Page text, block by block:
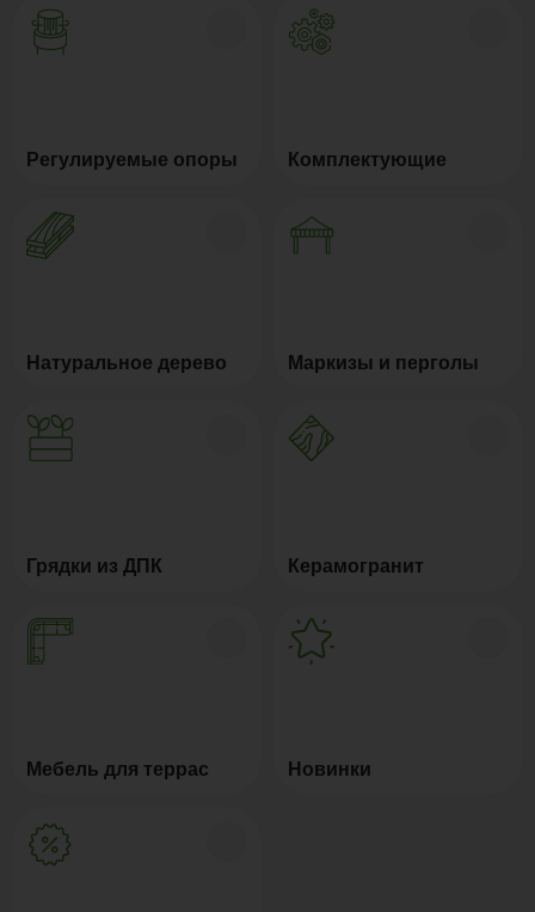
Регулируемые опоры Комплектующие
Натуральное дерево Маркизы и перголы
Грядки из ДПК Керамогранит
Мебель для террас Новинки